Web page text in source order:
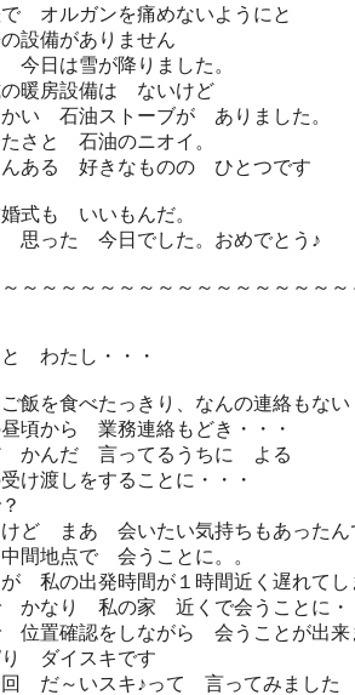
オルガンを痛めないようにと
設備がありません
今日は雪が降りました。
暖房設備は ないけど
かい 石油ストーブが ありました。
さと 石油のニオイ。
んある 好きなものの ひとつです
式も いいもんだ。
思った 今日でした。おめでとう♪
～～～～～～～～～～～～～～～～～
と わたし・・・
飯を食べたっきり、なんの連絡もない
昼頃から 業務連絡もどき・・・
かんだ 言ってるうちに よる
け渡しをすることに・・・
けど まあ 会いたい気持ちもあったん
中間地点で 会うことに。。
が 私の出発時間が１時間近く遅れてし
かなり 私の家 近くで会うことに・
位置確認をしながら 会うことが出来
り ダイスキです
回 だ～いスキ♪って 言ってみました